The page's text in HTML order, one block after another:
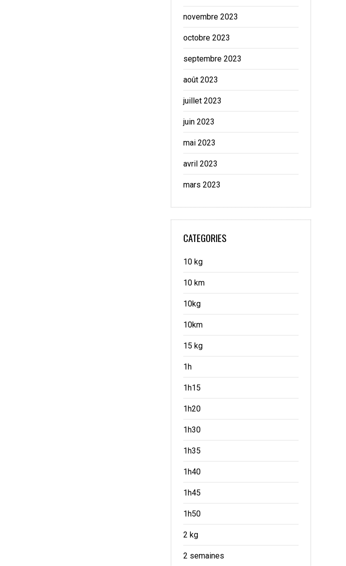
novembre 2023
octobre 2023
septembre 2023
août 2023
juillet 2023
juin 2023
mai 2023
avril 2023
mars 2023
CATEGORIES
10 kg
10 km
10kg
10km
15 kg
1h
1h15
1h20
1h30
1h35
1h40
1h45
1h50
2 kg
2 semaines